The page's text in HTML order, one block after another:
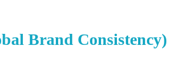
Brand Consistency)